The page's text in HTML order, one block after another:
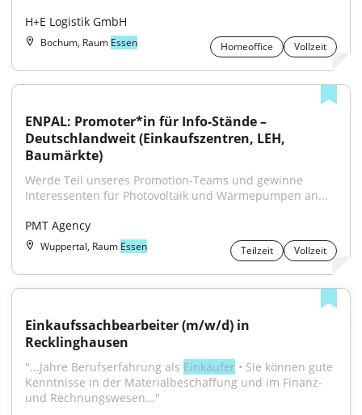
H+E Logistik GmbH
Bochum, Raum Essen Homeoffice Vollzeit
ENPAL: Promoter*in für Info-Stände –
Deutschlandweit (Einkaufszentren, LEH,
Baumärkte)
Werde Teil unseres Promotion-Teams und gewinne
Interessenten für Photovoltaik und Wärmepumpen an...
PMT Agency
Wuppertal, Raum Essen Teilzeit Vollzeit
Einkaufssachbearbeiter (m/w/d) in
Recklinghausen
"...Jahre Berufserfahrung als Einkäufer • Sie können gute
Kenntnisse in der Materialbeschaffung und im Finanz-
und Rechnungswesen..."